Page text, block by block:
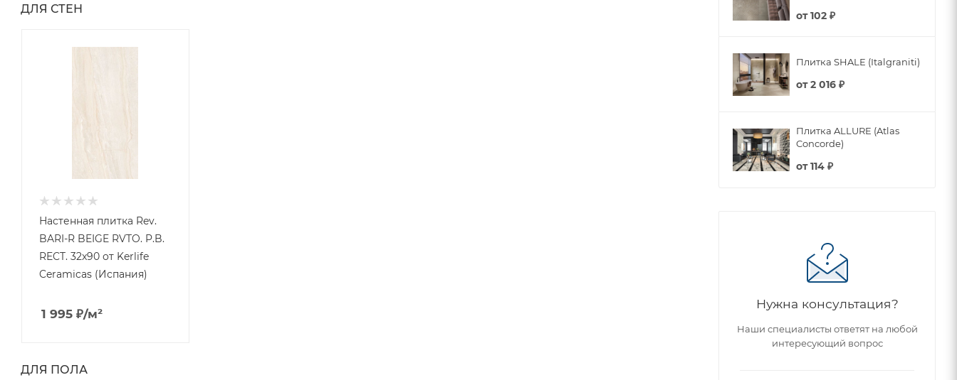
ДЛЯ СТЕН
Настенная плитка Rev.
BARI-R BEIGE RVTO. P.B.
RECT. 32x90 от Kerlife
Ceramicas (Испания)
1 995 ₽/м²
ДЛЯ ПОЛА
от102 ₽
Плитка SHALE (Italgraniti)
от2 016 ₽
Плитка ALLURE (Atlas
Concorde)
от114 ₽
Нужна консультация?
Наши специалисты ответят на любой
интересующий вопрос